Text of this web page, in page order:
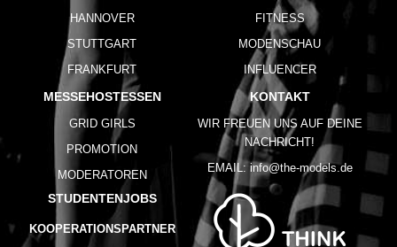
HANNOVER
STUTTGART
FRANKFURT
FITNESS
MODENSCHAU
INFLUENCER
MESSEHOSTESSEN
GRID GIRLS
PROMOTION
MODERATOREN
STUDENTENJOBS
KOOPERATIONSPARTNER
KONTAKT
WIR FREUEN UNS AUF DEINE
NACHRICHT!
EMAIL: info@the-models.de